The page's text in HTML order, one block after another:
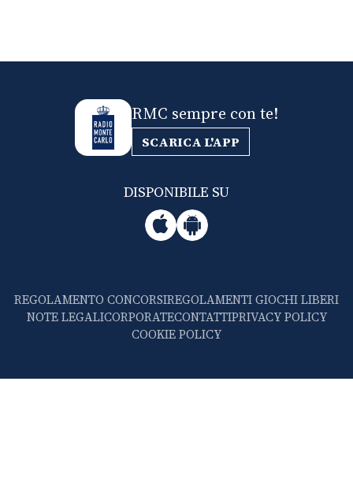
RMC sempre con te!
SCARICA L'APP
DISPONIBILE SU
REGOLAMENTO CONCORSIREGOLAMENTI GIOCHI LIBERI
NOTE LEGALICORPORATECONTATTIPRIVACY POLICY
COOKIE POLICY